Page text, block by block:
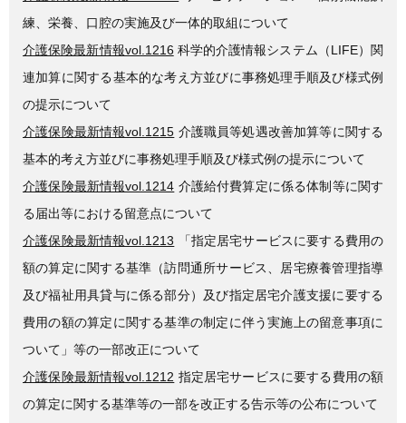
練、栄養、口腔の実施及び一体的取組について
介護保険最新情報vol.1216 科学的介護情報システム（LIFE）関
連加算に関する基本的な考え方並びに事務処理手順及び様式例
の提示について
介護保険最新情報vol.1215 介護職員等処遇改善加算等に関する
基本的考え方並びに事務処理手順及び様式例の提示について
介護保険最新情報vol.1214 介護給付費算定に係る体制等に関す
る届出等における留意点について
介護保険最新情報vol.1213 「指定居宅サービスに要する費用の
額の算定に関する基準（訪問通所サービス、居宅療養管理指導
及び福祉用具貸与に係る部分）及び指定居宅介護支援に要する
費用の額の算定に関する基準の制定に伴う実施上の留意事項に
ついて」等の一部改正について
介護保険最新情報vol.1212 指定居宅サービスに要する費用の額
の算定に関する基準等の一部を改正する告示等の公布について